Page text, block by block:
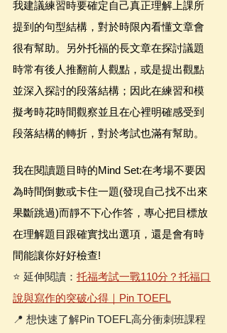
我建議練習時要確定自己真正理解上課所
提到的句型結構，對於時限內看懂文章會
很有幫助。另外托福的長文章在探討議題
時常有後人推翻前人觀點，或是提出觀點
並深入探討的段落結構；因此在練習和模
擬考時花時間觀察並且在心裡明確感受到
段落結構的轉折，對於考試也滿有幫助。
我在閱讀題目時的Mind Set:在考場不要因
為時間倒數或卡住一題(發現自己找不出來
果斷跳過)而靜不下心作答，專心把目標放
在理解題目跟確實找出選項，還是會有時
間能讓你好好檢查!
⭐️ 延伸閱讀： 托福考試一戰110分？托福口
說與寫作的突破心得｜Pin TOEFL
📍 想快速了解Pin TOEFL高分衝刺班課程